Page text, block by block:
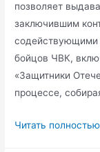
позволяет
заключившим
содействующими
бойцов ЧВК,
«Защитники
процессе,
Бойцы
Читать